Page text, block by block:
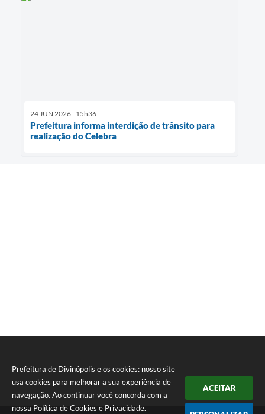
Prefeitura de Divinópolis e os cookies: nosso site
usa cookies para melhorar a sua experiência de
navegação. Ao continuar você concorda com a
nossa Política de Cookies e Privacidade.
ACEITAR
24 JUN 2026 - 15h36
Prefeitura informa interdição de trânsito para
realização do Celebra